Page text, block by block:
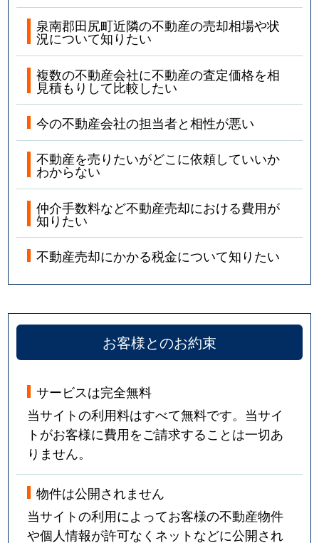
泉南郡田尻町近隣の不動産の売却相場や状
況について知りたい
複数の不動産会社に不動産の査定価格を相
見積もりして比較したい
今の不動産会社の担当者と相性が悪い
不動産を売りたいがどこに依頼していいか
わからない
仲介手数料など不動産売却における費用が
知りたい
不動産売却にかかる税金について知りたい
お客様とのお約束
サービスは完全無料
当サイトの利用料はすべて無料です。当サイ
トがお客様に費用をご請求することは一切あ
りません。
物件は公開されません
当サイトの利用によってお客様の不動産物件
や個人情報が許可なくネットなどに公開され